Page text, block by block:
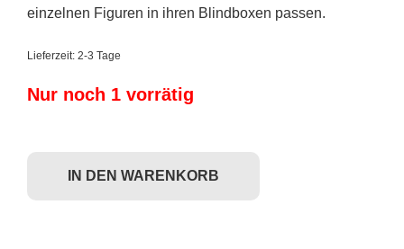
einzelnen Figuren in ihren Blindboxen passen.
Lieferzeit: 2-3 Tage
Nur noch 1 vorrätig
IN DEN WARENKORB